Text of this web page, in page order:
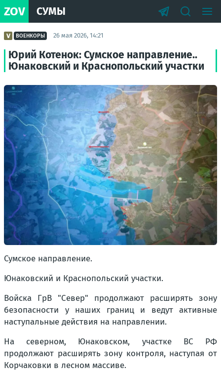
ZOV СУМЫ
ВОЕНКОРЫ 26 мая 2026, 14:21
Юрий Котенок: Сумское направление..
Юнаковский и Краснопольский участки
Сумское направление.
Юнаковский и Краснопольский участки.
Войска ГрВ "Север" продолжают расширять зону
безопасности у наших границ и ведут активные
наступальные действия на направлении.
На северном, Юнаковском, участке ВС РФ
продолжают расширять зону контроля, наступая от
Корчаковки в лесном массиве.